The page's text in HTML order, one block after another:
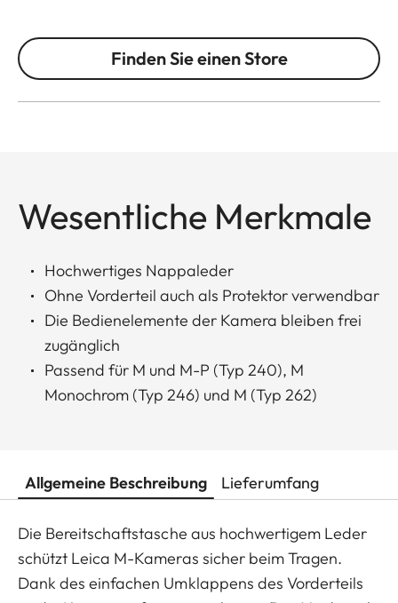
Finden Sie einen Store
Wesentliche Merkmale
Hochwertiges Nappaleder
Ohne Vorderteil auch als Protektor verwendbar
Die Bedienelemente der Kamera bleiben frei
zugänglich
Passend für M und M-P (Typ 240), M
Monochrom (Typ 246) und M (Typ 262)
Allgemeine Beschreibung Lieferumfang
Die Bereitschaftstasche aus hochwertigem Leder
schützt Leica M-Kameras sicher beim Tragen.
Dank des einfachen Umklappens des Vorderteils